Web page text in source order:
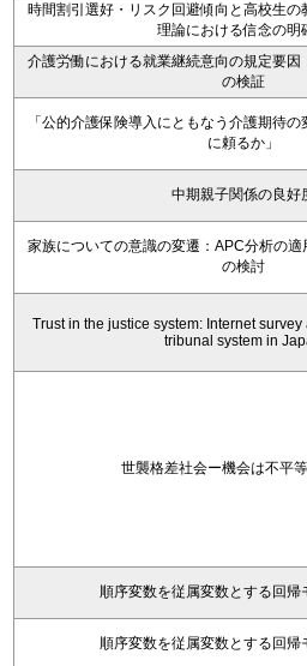
時間割引選好・リスク回避傾向と高校生
理論における信念の明
介護労働における就業継続意向の規定要因
の検証
「公的介護保険導入にともなう介護期待
に頼るか」
中期親子関係の良好
家族についての意識の変遷：APC分析の
の検討
Trust in the justice system: Internet
tribunal system in
世襲格差社会ー機会は不平
順序変数を従属変数とする回帰
順序変数を従属変数とする回帰